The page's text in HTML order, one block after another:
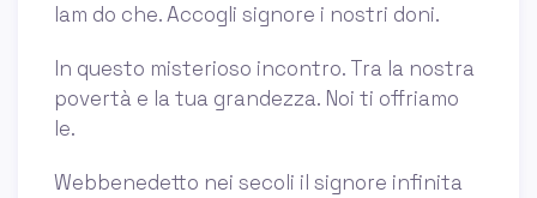
lam do che. Accogli signore i nostri doni.
In questo misterioso incontro. Tra la nostra
povertà e la tua grandezza. Noi ti offriamo
le.
Webbenedetto nei secoli il signore infinita